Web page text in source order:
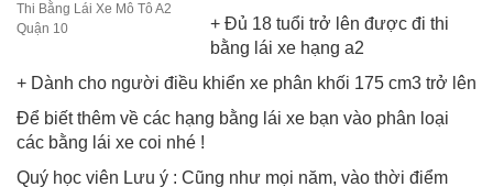
Thi Bằng Lái Xe Mô Tô A2
Quận 10
+ Đủ 18 tuổi trở lên được đi thi
bằng lái xe hạng a2
+ Dành cho người điều khiển xe phân khối 175 cm3 trở lên
Để biết thêm về các hạng bằng lái xe bạn vào phân loại
các bằng lái xe coi nhé !
Quý học viên Lưu ý : Cũng như mọi năm, vào thời điểm